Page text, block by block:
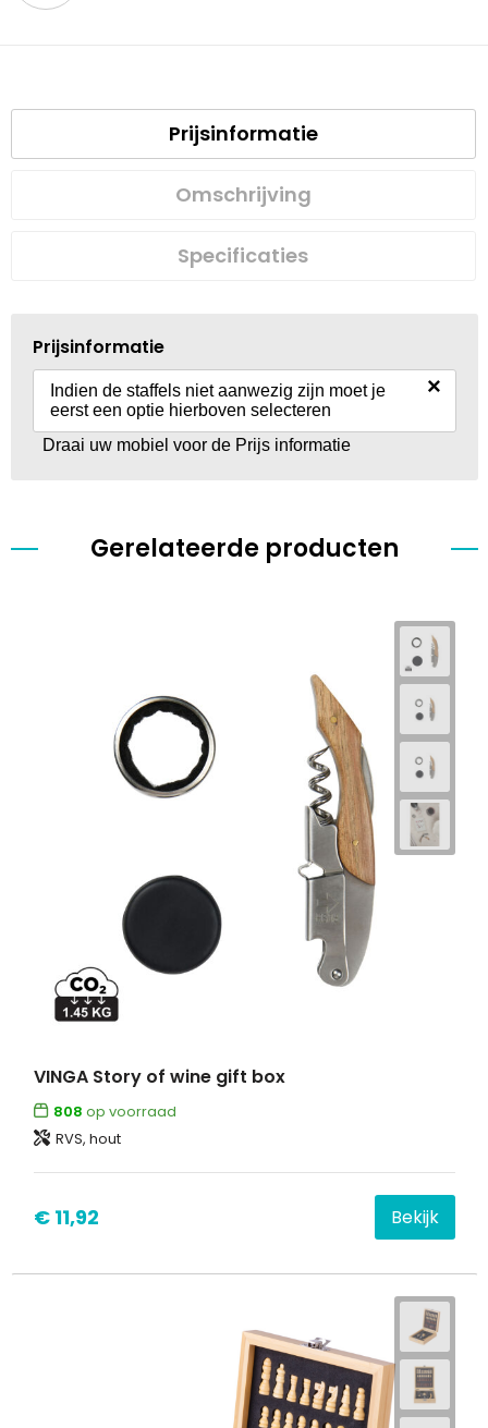
Prijsinformatie
Omschrijving
Specificaties
Prijsinformatie
Indien de staffels niet aanwezig zijn moet je
eerst een optie hierboven selecteren
×
Draai uw mobiel voor de Prijs informatie
Gerelateerde producten
VINGA Story of wine gift box
808 op voorraad
RVS, hout
€ 11,92 Bekijk